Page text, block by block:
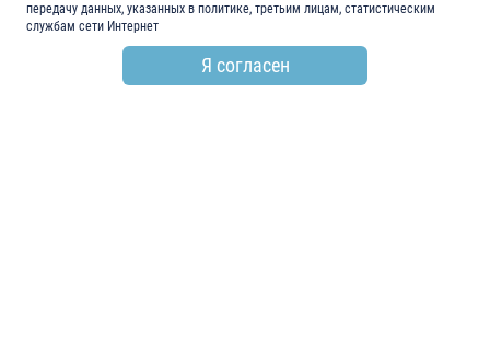
передачу данных, указанных в политике, третьим лицам, статистическим
службам сети Интернет
Я согласен